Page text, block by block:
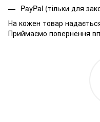
PayPal (тільки для
На кожен товар
Приймаємо повернення